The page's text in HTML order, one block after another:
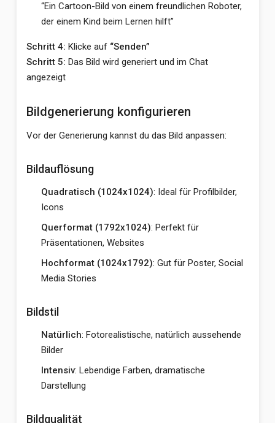
“Ein Cartoon-Bild von einem freundlichen Roboter,
der einem Kind beim Lernen hilft”
Schritt 4: Klicke auf “Senden”
Schritt 5: Das Bild wird generiert und im Chat
angezeigt
Bildgenerierung konfigurieren
Vor der Generierung kannst du das Bild anpassen:
Bildauflösung
Quadratisch (1024x1024): Ideal für Profilbilder,
Icons
Querformat (1792x1024): Perfekt für
Präsentationen, Websites
Hochformat (1024x1792): Gut für Poster, Social
Media Stories
Bildstil
Natürlich: Fotorealistische, natürlich aussehende
Bilder
Intensiv: Lebendige Farben, dramatische
Darstellung
Bildqualität